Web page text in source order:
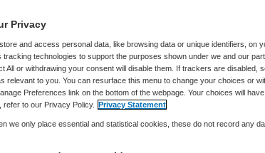
stelt
CFO aan
Privacy
and access personal data, like browsing data or unique identifiers, on
tracking technologies to support the purposes shown under we and our
All or withdrawing your consent will disable them. If trackers are disabled,
relevant to you. You can resurface this menu to change your choices or
Preferences link on the bottom of the webpage. Your choices will
to our Privacy Policy. Privacy Statement
we only place essential and statistical cookies, these do not record any